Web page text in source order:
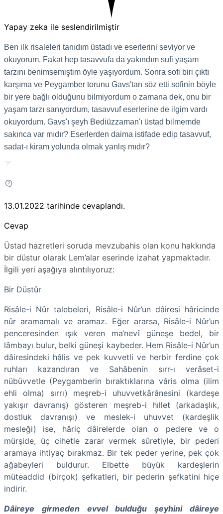
Yapay zeka ile seslendirilmiştir
Ben ilk risaleleri tanıdım üstadı ve eserlerini seviyor ve
okuyorum. Fakat hep tasavvufa da yakındım sufi yaşam
tarzını benimsemiştim öyle yaşıyordum. Sonra sofi biri çıktı
karşıma ve Peygamber torunu Gavs'tan söz etti sofinin böyle
bir yere bağlı olduğunu bilmiyordum o zamana dek, onu bir
yaşam tarzı sanıyordum, tasavvuf eserlerine de ilgim vardı
okuyordum. Gavs'ı şeyh Bediüzzaman'ı üstad bilmemde
sakınca var mıdır? Eserlerden daima istifade edip tasavvuf,
sadat-ı kiram yolunda olmak yanlış mıdır?
13.01.2022 tarihinde cevaplandı.
Cevap
Üstad hazretleri soruda mevzubahis olan konu hakkında
bir düstur olarak Lem’alar eserinde izahat yapmaktadır.
İlgili yeri aşağıya alıntılıyoruz:
Bir Düstûr
Risâle-i Nûr talebeleri, Risâle-i Nûr’un dâiresi hâricinde
nûr aramamalı ve aramaz. Eğer ararsa, Risâle-i Nûr’un
penceresinden ışık veren ma‘nevî güneşe bedel, bir
lâmbayı bulur, belki güneşi kaybeder. Hem Risâle-i Nûr’un
dâiresindeki hâlis ve pek kuvvetli ve herbir ferdine çok
ruhları kazandıran ve Sahâbenin sırr-ı verâset-i
nübüvvetle (Peygamberin bıraktıklarına vâris olma (ilim
ehli olma) sırrı) meşreb-i uhuvvetkârânesini (kardeşe
yakışır davranış) gösteren meşreb-i hıllet (arkadaşlık,
dostluk davranışı) ve meslek-i uhuvvet (kardeşlik
mesleği) ise, hâriç dâirelerde olan o pedere ve o
mürşide, üç cihetle zarar vermek sûretiyle, bir pederi
aramaya ihtiyaç bırakmaz. Bir tek peder yerine, pek çok
ağabeyleri buldurur. Elbette büyük kardeşlerin
müteaddid (birçok) şefkatleri, bir pederin şefkatini hiçe
indirir.
Dâireye girmeden evvel bulduğu şeyhini dâireye